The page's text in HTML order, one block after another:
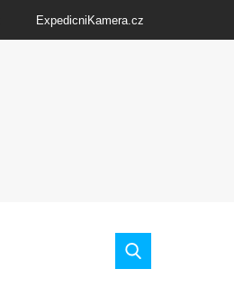
ExpedicniKamera.cz